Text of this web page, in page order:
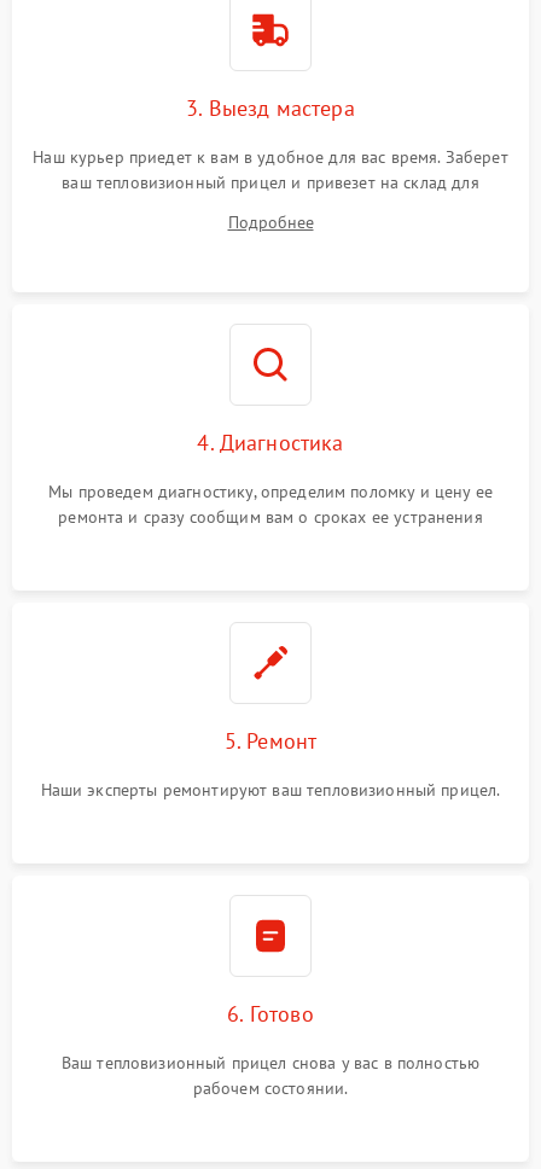
3. Выезд мастера
Наш курьер приедет к вам в удобное для вас время. Заберет
ваш тепловизионный прицел и привезет на склад для
Подробнее
4. Диагностика
Мы проведем диагностику, определим поломку и цену ее
ремонта и сразу сообщим вам о сроках ее устранения
5. Ремонт
Наши эксперты ремонтируют ваш тепловизионный прицел.
6. Готово
Ваш тепловизионный прицел снова у вас в полностью
рабочем состоянии.